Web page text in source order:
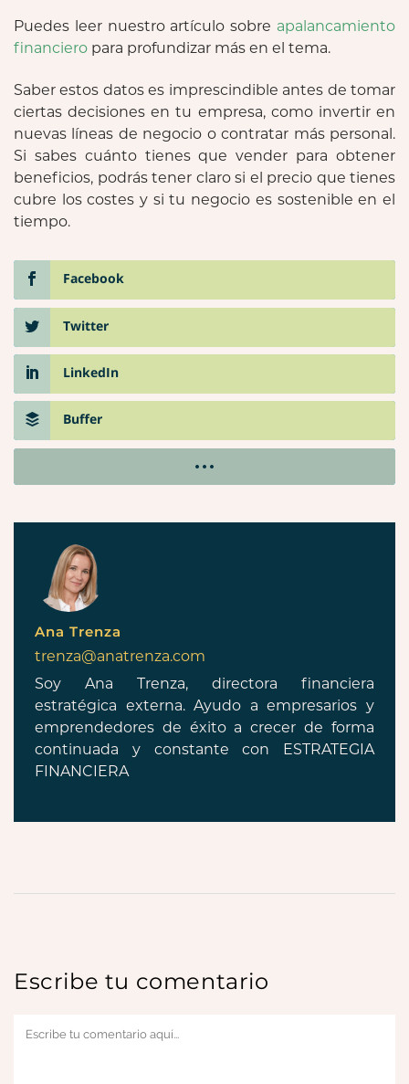
Puedes leer nuestro artículo sobre apalancamiento
financiero para profundizar más en el tema.
Saber estos datos es imprescindible antes de tomar
ciertas decisiones en tu empresa, como invertir en
nuevas líneas de negocio o contratar más personal.
Si sabes cuánto tienes que vender para obtener
beneficios, podrás tener claro si el precio que tienes
cubre los costes y si tu negocio es sostenible en el
tiempo.
Facebook
Twitter
LinkedIn
Buffer
Ana Trenza
trenza@anatrenza.com
Soy Ana Trenza, directora financiera
estratégica externa. Ayudo a empresarios y
emprendedores de éxito a crecer de forma
continuada y constante con ESTRATEGIA
FINANCIERA
Escribe tu comentario